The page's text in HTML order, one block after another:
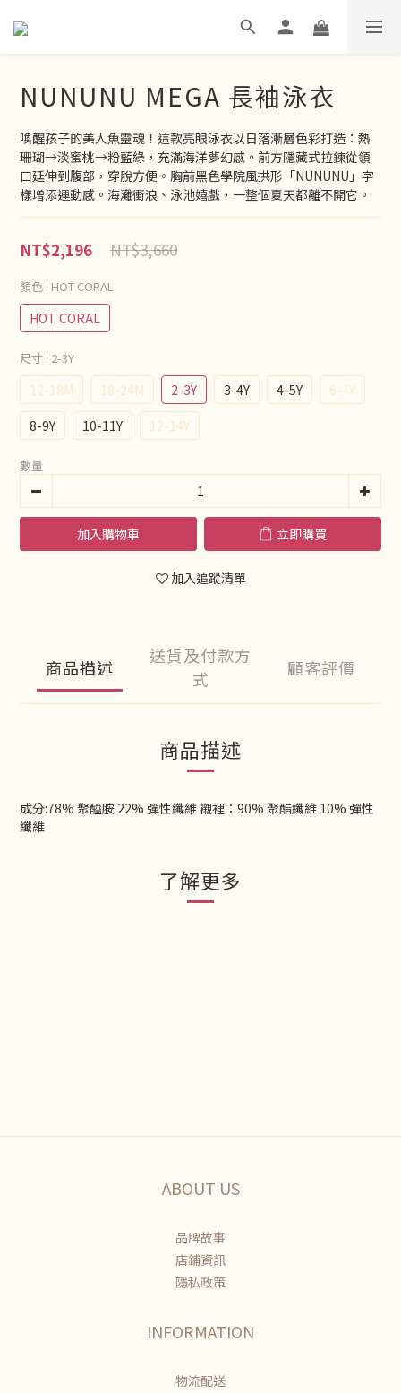
NUNUNU MEGA 長袖泳衣
喚醒孩子的美人魚靈魂！這款亮眼泳衣以日落漸層色彩打造：熱
珊瑚→淡蜜桃→粉藍綠，充滿海洋夢幻感。前方隱藏式拉鍊從領
口延伸到腹部，穿脫方便。胸前黑色學院風拱形「NUNUNU」字
樣增添運動感。海灘衝浪、泳池嬉戲，一整個夏天都離不開它。
NT$3,660
NT$2,196
顏色 : HOT CORAL
HOT CORAL
尺寸 : 2-3Y
12-18M 18-24M 2-3Y 3-4Y 4-5Y
6-7Y
8-9Y
10-11Y 12-14Y
數量
加入購物車 立即購買
加入追蹤清單
商品描述
送貨及付款方
式
顧客評價
商品描述
成分:78% 聚醯胺 22% 彈性纖維 襯裡：90% 聚酯纖維 10% 彈性
纖維
了解更多
ABOUT US
品牌故事
店鋪資訊
隱私政策
INFORMATION
物流配送